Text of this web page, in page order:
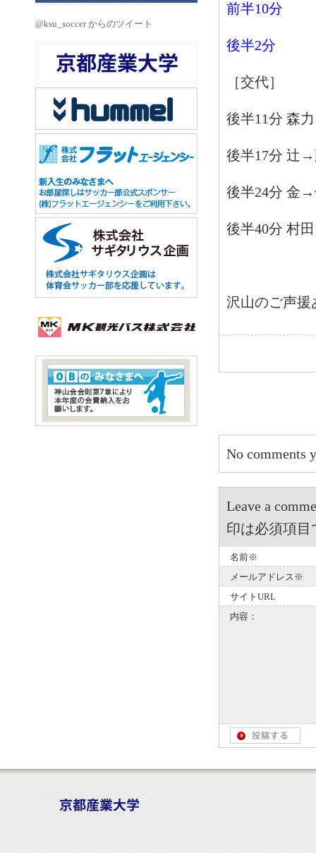
@ksu_soccer からのツイート
前半10分
後半2分
［交代］
後半11分 森
後半17分 辻
後半24分 金
後半40分 村
沢山のご声援
No comments
Leave a
印は必須項目
名前※
メールアドレス※
サイトURL
内容：